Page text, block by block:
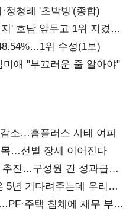
정청래 '초박빙'(종합)
' 호남 앞두고 1위 지켰다
위 수성(1보)
애 "부끄러운 줄 알아야"
소…홈플러스 사태 여파
…선별 장세 이어진다
추진…구성원 간 성과급
년 기다려주는데 우리는
한 코스닥 구하기
주택 침체에 재무 부담